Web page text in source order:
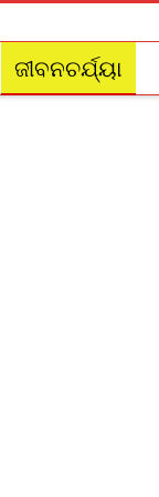
ଜୀବନଚର୍ଯ୍ୟା